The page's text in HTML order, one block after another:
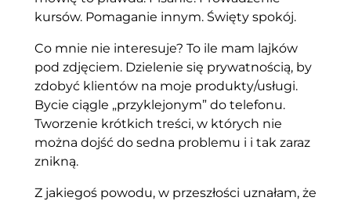
kursów. Pomaganie innym. Święty spokój.
Co mnie nie interesuje? To ile mam lajków
pod zdjęciem. Dzielenie się prywatnością, by
zdobyć klientów na moje produkty/usługi.
Bycie ciągle „przyklejonym” do telefonu.
Tworzenie krótkich treści, w których nie
można dojść do sedna problemu i i tak zaraz
znikną.
Z jakiegoś powodu, w przeszłości uznałam, że